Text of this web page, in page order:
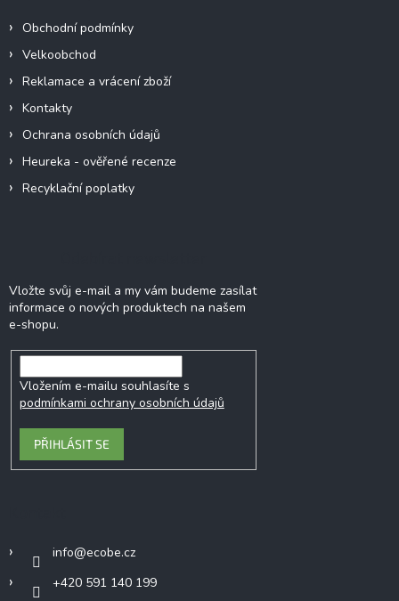
Obchodní podmínky
Velkoobchod
Reklamace a vrácení zboží
Kontakty
Ochrana osobních údajů
Heureka - ověřené recenze
Recyklační poplatky
Vložte svůj e-mail a my vám budeme zasílat
informace o nových produktech na našem
e-shopu.
Vložením e-mailu souhlasíte s
podmínkami ochrany osobních údajů
PŘIHLÁSIT SE
info@ecobe.cz
+420 591 140 199